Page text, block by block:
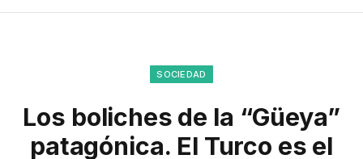
SOCIEDAD
Los boliches de la “Güeya”
patagónica. El Turco es el